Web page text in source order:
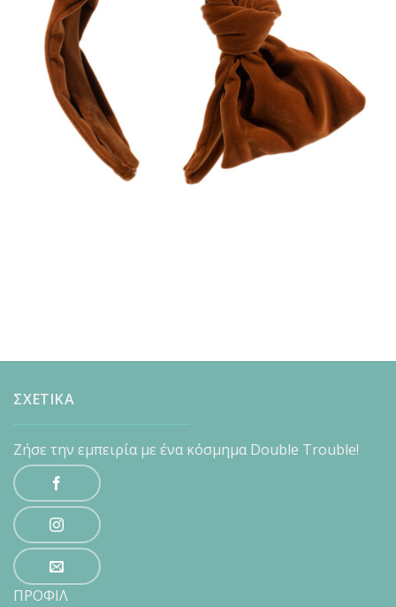
ΣΧΕΤΙΚΑ
Ζήσε την εμπειρία με ένα κόσμημα Double Trouble!
ΠΡΟΦΙΛ